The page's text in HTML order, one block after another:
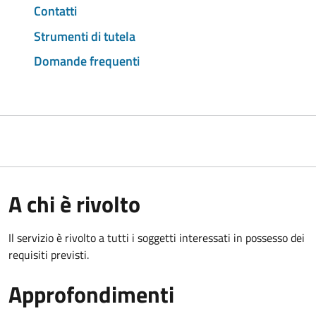
Contatti
Strumenti di tutela
Domande frequenti
A chi è rivolto
Il servizio è rivolto a tutti i soggetti interessati in possesso dei
requisiti previsti.
Approfondimenti